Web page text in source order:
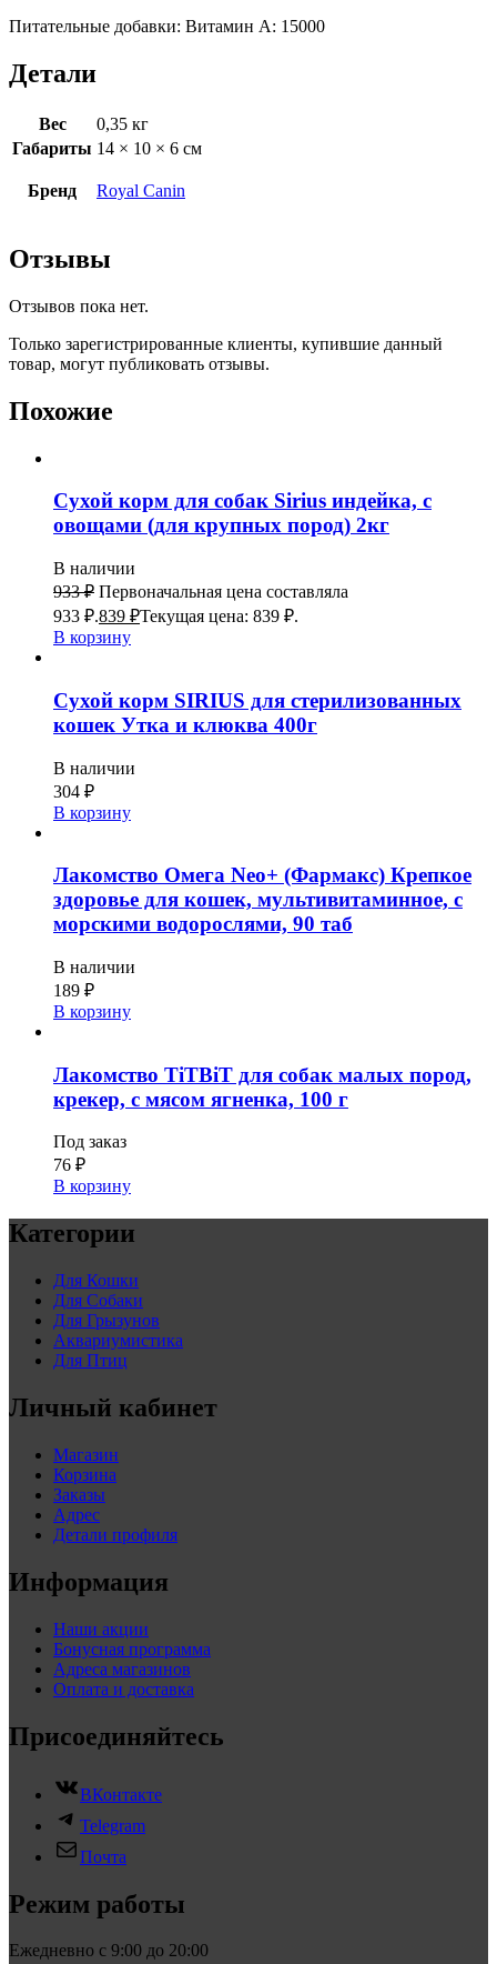
Питательные добавки: Витамин A: 15000
Детали
Вес
0,35 кг
Габариты 14 × 10 × 6 см
Бренд Royal Canin
Отзывы
Отзывов пока нет.
Только зарегистрированные клиенты, купившие данный
товар, могут публиковать отзывы.
Похожие
Сухой корм для собак Sirius индейка, с
овощами (для крупных пород) 2кг
В наличии
933₽ Первоначальная цена составляла
933 ₽.839 ₽Текущая цена: 839 ₽.
В корзину
Сухой корм SIRIUS для стерилизованных
кошек Утка и клюква 400г
В наличии
304 ₽
В корзину
Лакомство Омега Neo+ (Фармакс) Крепкое
здоровье для кошек, мультивитаминное, с
морскими водорослями, 90 таб
В наличии
189 ₽
В корзину
Лакомство TiTBiT для собак малых пород,
крекер, с мясом ягненка, 100 г
Под заказ
76 ₽
В корзину
Категории
Для Кошки
Для Собаки
Для Грызунов
Аквариумистика
Для Птиц
Личный кабинет
Магазин
Корзина
Заказы
Адрес
Детали профиля
Информация
Наши акции
Бонусная программа
Адреса магазинов
Оплата и доставка
Присоединяйтесь
ВКонтакте
Telegram
Почта
Режим работы
Ежедневно с 9:00 до 20:00